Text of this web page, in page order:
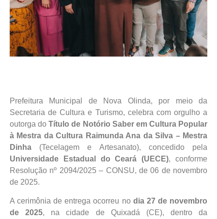
Prefeitura Municipal de Nova Olinda, por meio da
Secretaria de Cultura e Turismo, celebra com orgulho a
outorga doTítulo de Notório Saber em Cultura Popular
à Mestra da Cultura Raimunda Ana da Silva – Mestra
Dinha (Tecelagem e Artesanato), concedido pela
Universidade Estadual do Ceará (UECE), conforme
Resolução nº 2094/2025 – CONSU, de 06 de novembro
de 2025.
A cerimônia de entrega ocorreu no dia 27 de novembro
de 2025, na cidade de Quixadá (CE), dentro da